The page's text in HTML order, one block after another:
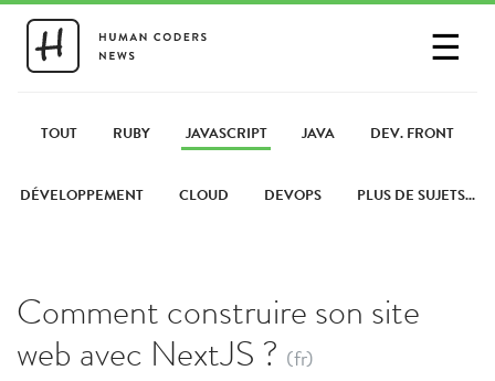
☰
PARTAGER UN LIEN
TOUT RUBY JAVASCRIPT JAVA DEV. FRONT
DÉVELOPPEMENT CLOUD DEVOPS PLUS DE SUJETS...
Comment construire son site
web avec NextJS ? (fr)